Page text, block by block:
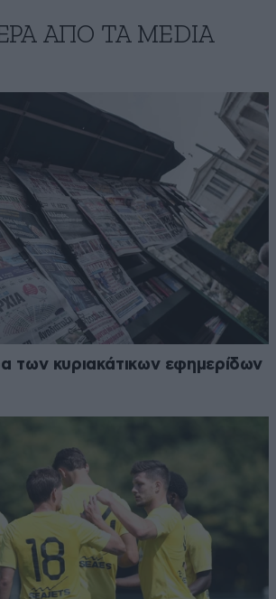
ΑΠΟ ΤA MEDIA
των κυριακάτικων εφημερίδων